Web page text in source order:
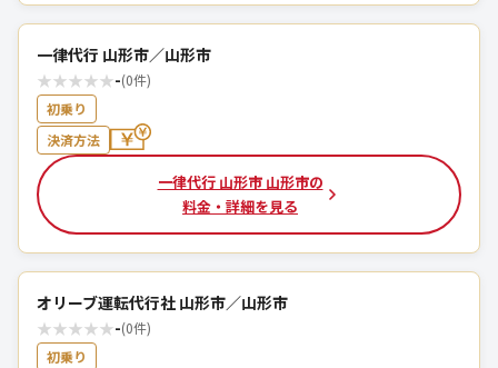
一律代行 山形市／山形市
★★★★★-(0件)
初乗り
決済方法
一律代行 山形市 山形市の
料金・詳細を見る
オリーブ運転代行社 山形市／山形市
★★★★★-(0件)
初乗り